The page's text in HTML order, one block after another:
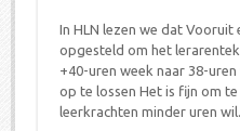
In HLN lezen we dat
opgesteld om het
+40-uren week naar 38-
op te lossen Het is fijn om
leerkrachten minder uren